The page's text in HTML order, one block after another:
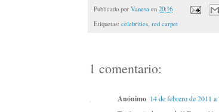
Publicado por Vanesa en 20:16
Etiquetas: celebrities, red carpet
1 comentario:
Anónimo 14 de febrero de 2011 a